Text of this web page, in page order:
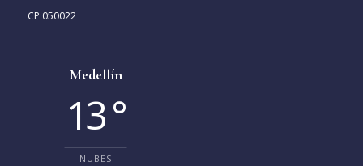
CP 050022
Medellín
13 °
NUBES